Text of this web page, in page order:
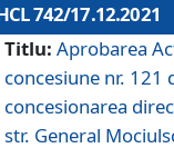
742/17.12.2021
Titlu: Aprobarea
concesiune nr. 121
concesionarea
str. General